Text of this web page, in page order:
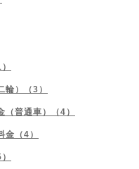
）（3）
普通車）（4）
（4）